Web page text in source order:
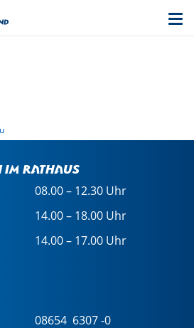
III - Satzung
Rathaus
08.00 – 12.30 Uhr
14.00 – 18.00 Uhr
14.00 – 17.00 Uhr
08654 6307 -0